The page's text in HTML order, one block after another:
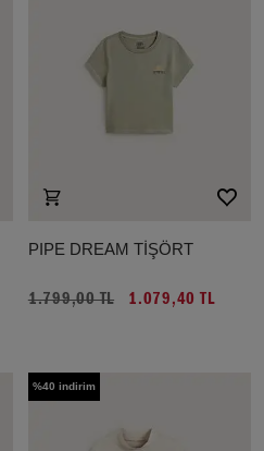
PIPE DREAM TİŞÖRT
1.799,00 TL 1.079,40 TL
%40 indirim